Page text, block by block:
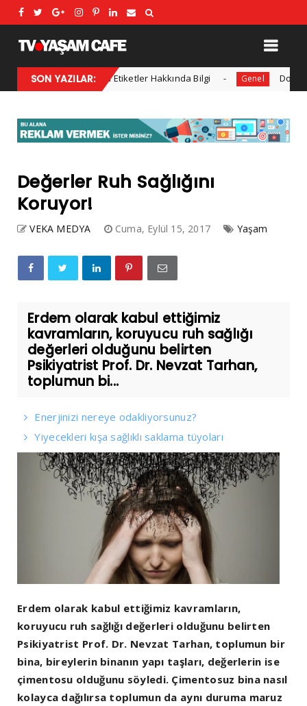
SON YAZILAR:
Dufold Etiketler Hakkında Bilgi Genel Doğru
Değerler Ruh Sağlığını
Koruyor!
VEKA MEDYA Cuma, Eylül 15, 2017 Yaşam
Erdem olarak kabul ettiğimiz
kavramların, koruyucu ruh sağlığı
değerleri olduğunu belirten
Psikiyatrist Prof. Dr. Nevzat Tarhan,
toplumun bi...
Enerjinizi nereye odakliyorsunuz?
Yiyecekleri kışa sağlıklı saklama tüyoları
Erdem olarak kabul ettiğimiz kavramların,
koruyucu ruh sağlığı değerleri olduğunu belirten
Psikiyatrist Prof. Dr. Nevzat Tarhan, toplumun bir
bina, bireylerin binanın yapı taşları, değerlerin ise
çimentosu olduğunu söyledi. Çimentosuz bina nasıl
kolayca dağılırsa toplumun da aynı duruma maruz